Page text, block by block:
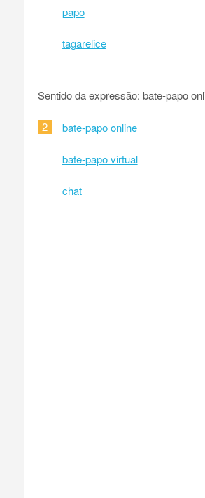
papo
tagarelice
Sentido da expressão: bate-papo
2 bate-papo online
bate-papo virtual
chat